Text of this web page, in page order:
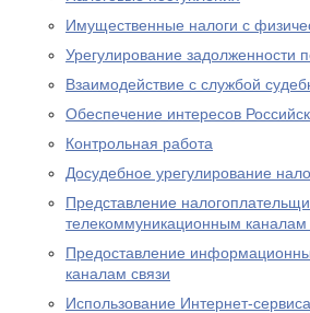
Имущественные налоги с
Урегулирование задолженности
Взаимодействие с службой
Обеспечение интересов
Контрольная работа
Досудебное урегулирование
Представление
телекоммуникационным каналам
Предоставление
каналам связи
Использование Интернет-